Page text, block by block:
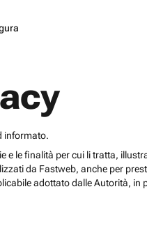
informato.
le finalità per cui li tratta,
da Fastweb, anche per
adottato dalle Autorità, in